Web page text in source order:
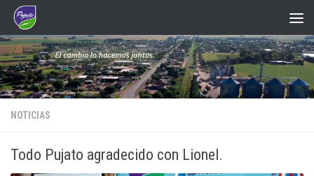
Saltar al contenido
NOTICIAS
Todo Pujato agradecido con Lionel.